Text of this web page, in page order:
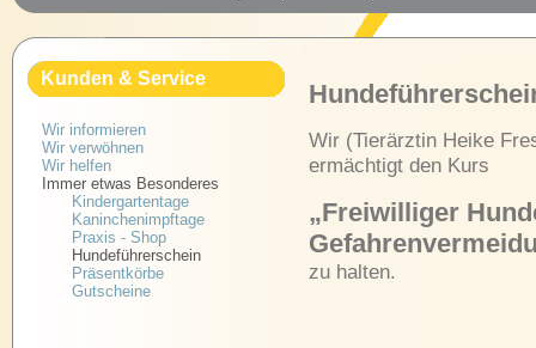
Kunden & Service
Wir informieren
Wir verwöhnen
Wir helfen
Immer etwas Besonderes
Kindergartentage
Kaninchenimpftage
Praxis - Shop
Hundeführerschein
Präsentkörbe
Gutscheine
Wir (Tierärztin Heike
ermächtigt den Kurs
„Freiwilliger
zu halten.